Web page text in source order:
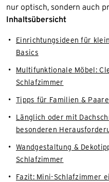
nur optisch, sondern auch
Inhaltsübersicht
Einrichtungsideen für
Basics
Multifunktionale Möbel:
Schlafzimmer
Tipps für Familien &
Länglich oder mit
besonderen
Wandgestaltung &
Schlafzimmer
Fazit: Mini-Schlafzimmer